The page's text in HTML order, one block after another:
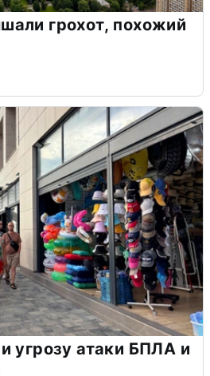
грохот, похожий
угрозу атаки БПЛА и